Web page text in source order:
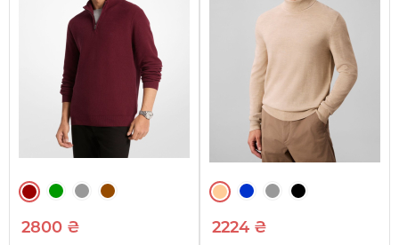
2800 ₴ 2224 ₴